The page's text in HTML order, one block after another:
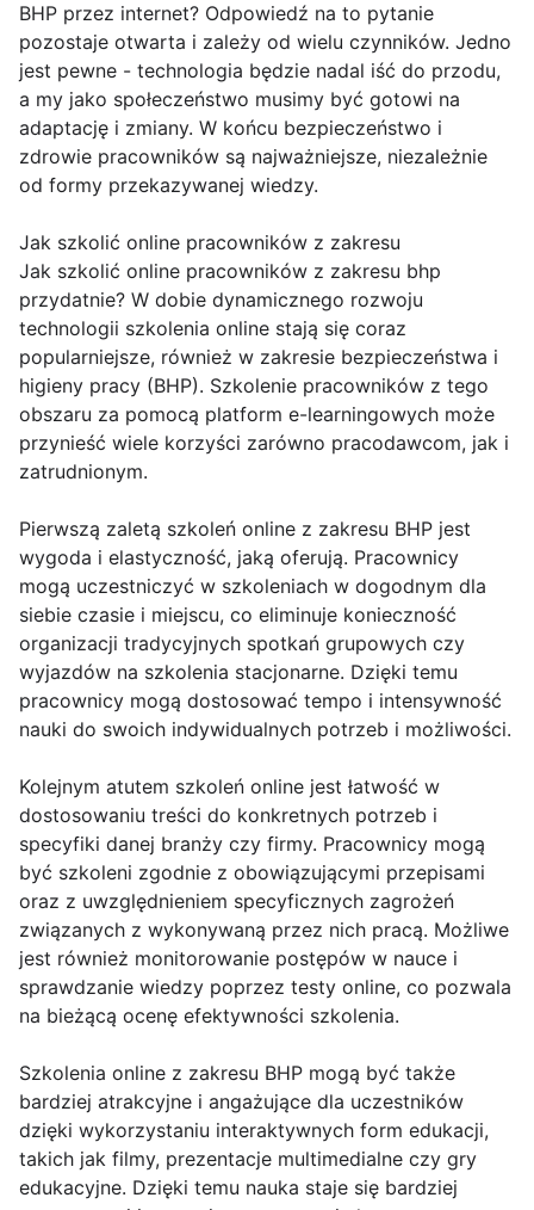
BHP przez internet? Odpowiedź na to pytanie
pozostaje otwarta i zależy od wielu czynników. Jedno
jest pewne - technologia będzie nadal iść do przodu,
a my jako społeczeństwo musimy być gotowi na
adaptację i zmiany. W końcu bezpieczeństwo i
zdrowie pracowników są najważniejsze, niezależnie
od formy przekazywanej wiedzy.
Jak szkolić online pracowników z zakresu
Jak szkolić online pracowników z zakresu bhp
przydatnie? W dobie dynamicznego rozwoju
technologii szkolenia online stają się coraz
popularniejsze, również w zakresie bezpieczeństwa i
higieny pracy (BHP). Szkolenie pracowników z tego
obszaru za pomocą platform e-learningowych może
przynieść wiele korzyści zarówno pracodawcom, jak i
zatrudnionym.
Pierwszą zaletą szkoleń online z zakresu BHP jest
wygoda i elastyczność, jaką oferują. Pracownicy
mogą uczestniczyć w szkoleniach w dogodnym dla
siebie czasie i miejscu, co eliminuje konieczność
organizacji tradycyjnych spotkań grupowych czy
wyjazdów na szkolenia stacjonarne. Dzięki temu
pracownicy mogą dostosować tempo i intensywność
nauki do swoich indywidualnych potrzeb i możliwości.
Kolejnym atutem szkoleń online jest łatwość w
dostosowaniu treści do konkretnych potrzeb i
specyfiki danej branży czy firmy. Pracownicy mogą
być szkoleni zgodnie z obowiązującymi przepisami
oraz z uwzględnieniem specyficznych zagrożeń
związanych z wykonywaną przez nich pracą. Możliwe
jest również monitorowanie postępów w nauce i
sprawdzanie wiedzy poprzez testy online, co pozwala
na bieżącą ocenę efektywności szkolenia.
Szkolenia online z zakresu BHP mogą być także
bardziej atrakcyjne i angażujące dla uczestników
dzięki wykorzystaniu interaktywnych form edukacji,
takich jak filmy, prezentacje multimedialne czy gry
edukacyjne. Dzięki temu nauka staje się bardziej